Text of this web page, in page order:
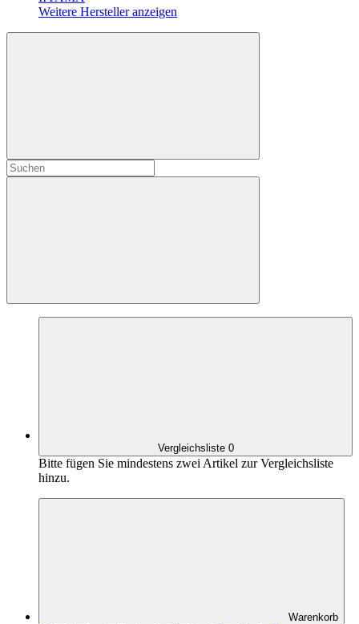
Weitere Hersteller anzeigen
Vergleichsliste 0
Bitte fügen Sie mindestens zwei Artikel zur Vergleichsliste
hinzu.
Warenkorb